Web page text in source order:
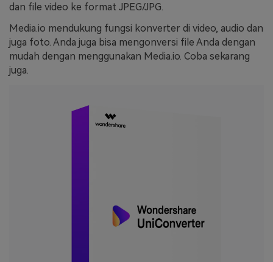
dan file video ke format JPEG/JPG.
Media.io mendukung fungsi konverter di video, audio dan
juga foto. Anda juga bisa mengonversi file Anda dengan
mudah dengan menggunakan Media.io. Coba sekarang
juga.